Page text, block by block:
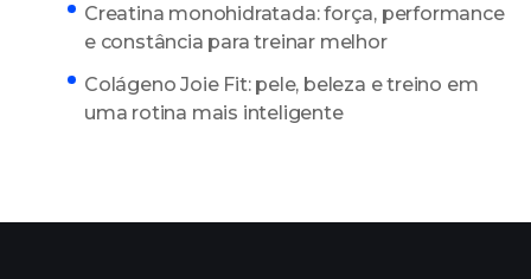
Creatina monohidratada: força, performance
e constância para treinar melhor
Colágeno Joie Fit: pele, beleza e treino em
uma rotina mais inteligente